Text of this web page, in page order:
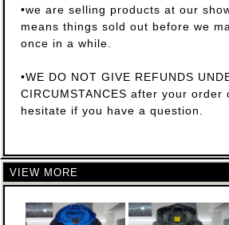
•we are selling products at our
means things sold out before we
once in a while.
•WE DO NOT GIVE REFUNDS
CIRCUMSTANCES after your order
hesitate if you have a question.
VIEW MORE